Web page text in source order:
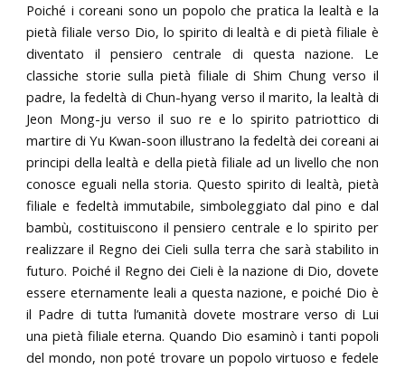
Poiché i coreani sono un popolo che pratica la lealtà e la
pietà filiale verso Dio, lo spirito di lealtà e di pietà filiale è
diventato il pensiero centrale di questa nazione. Le
classiche storie sulla pietà filiale di Shim Chung verso il
padre, la fedeltà di Chun-hyang verso il marito, la lealtà di
Jeon Mong-ju verso il suo re e lo spirito patriottico di
martire di Yu Kwan-soon illustrano la fedeltà dei coreani ai
principi della lealtà e della pietà filiale ad un livello che non
conosce eguali nella storia. Questo spirito di lealtà, pietà
filiale e fedeltà immutabile, simboleggiato dal pino e dal
bambù, costituiscono il pensiero centrale e lo spirito per
realizzare il Regno dei Cieli sulla terra che sarà stabilito in
futuro. Poiché il Regno dei Cieli è la nazione di Dio, dovete
essere eternamente leali a questa nazione, e poiché Dio è
il Padre di tutta l’umanità dovete mostrare verso di Lui
una pietà filiale eterna. Quando Dio esaminò i tanti popoli
del mondo, non poté trovare un popolo virtuoso e fedele